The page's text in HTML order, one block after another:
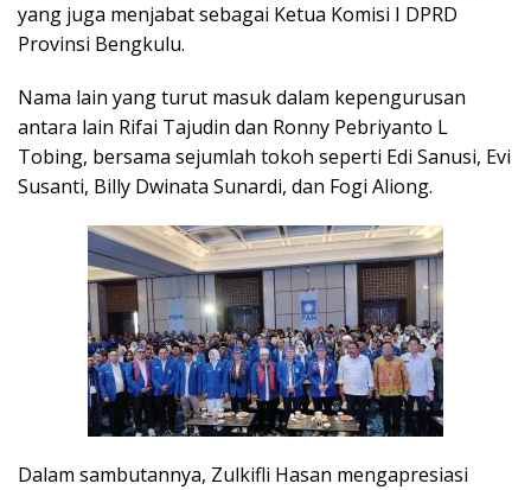
yang juga menjabat sebagai Ketua Komisi I DPRD
Provinsi Bengkulu.
Nama lain yang turut masuk dalam kepengurusan
antara lain Rifai Tajudin dan Ronny Pebriyanto L
Tobing, bersama sejumlah tokoh seperti Edi Sanusi, Evi
Susanti, Billy Dwinata Sunardi, dan Fogi Aliong.
Dalam sambutannya, Zulkifli Hasan mengapresiasi